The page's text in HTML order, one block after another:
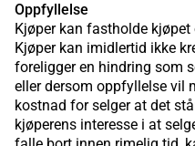
Oppfyllelse
Kjøper kan fastholde
Kjøper kan imidlertid ikke
foreligger en hindring som
eller dersom oppfyllelse vil
kostnad for selger at det
kjøperens interesse i at